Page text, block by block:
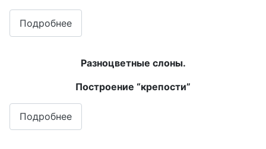
Подробнее
Разноцветные слоны.
Построение “крепости”
Подробнее